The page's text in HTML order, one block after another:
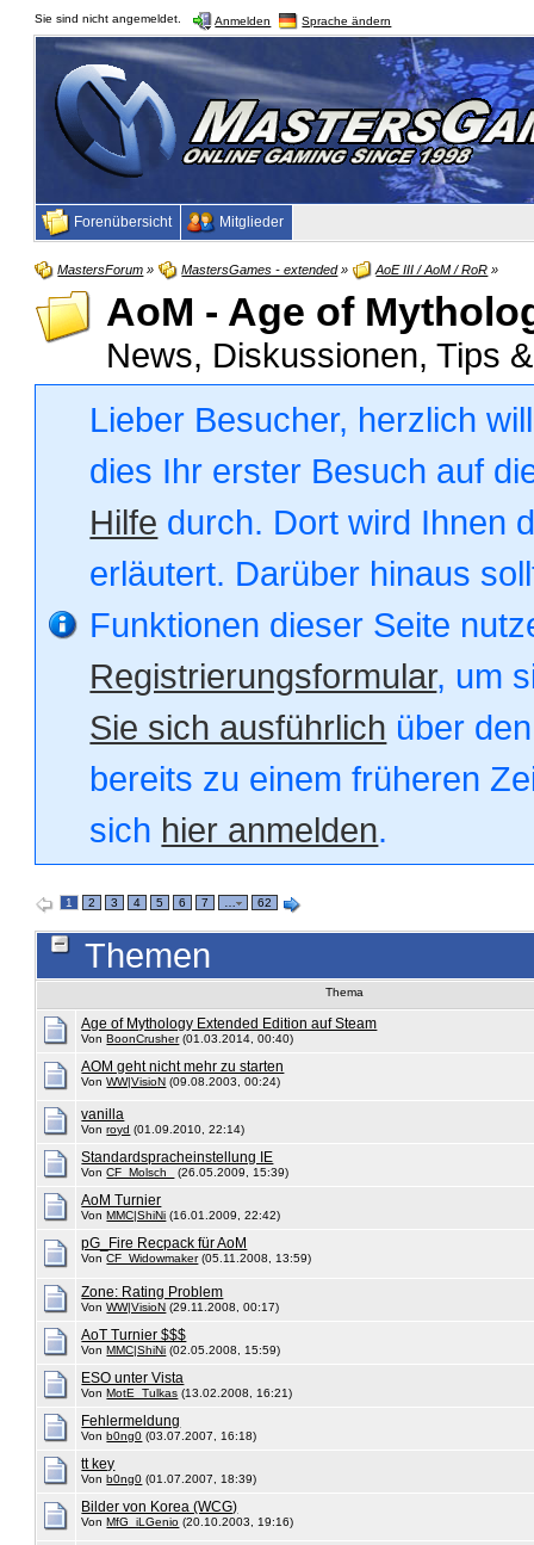
Sie sind nicht angemeldet. Anmelden Sprache ändern
Forenübersicht Mitglieder
MastersForum » MastersGames - extended» AoE III / AoM / RoR »
AoM - Age of
News, Diskussionen, Tips
Lieber Besucher, herzlich
dies Ihr erster Besuch auf
Hilfe durch. Dort wird Ihnen
erläutert. Darüber hinaus
Funktionen dieser Seite
Registrierungsformular, um
Sie sich ausführlich über
bereits zu einem früheren
sich hier anmelden.
1 2 3 4 5 6 7 … 62
Themen
Thema
Age of Mythology Extended Edition auf Steam
VonBoonCrusher(01.03.2014, 00:40)
AOM geht nicht mehr zu starten
VonWW|VisioN (09.08.2003, 00:24)
vanilla
Vonroyd (01.09.2010, 22:14)
Standardspracheinstellung IE
VonCF_Molsch_ (26.05.2009, 15:39)
AoM Turnier
VonMMC|ShiNi (16.01.2009, 22:42)
pG_Fire Recpack für AoM
VonCF_Widowmaker(05.11.2008, 13:59)
Zone: Rating Problem
VonWW|VisioN (29.11.2008, 00:17)
AoT Turnier $$$
VonMMC|ShiNi (02.05.2008, 15:59)
ESO unter Vista
VonMotE_Tulkas (13.02.2008, 16:21)
Fehlermeldung
Vonb0ng0 (03.07.2007, 16:18)
tt key
Vonb0ng0 (01.07.2007, 18:39)
Bilder von Korea (WCG)
VonMfG_iLGenio (20.10.2003, 19:16)